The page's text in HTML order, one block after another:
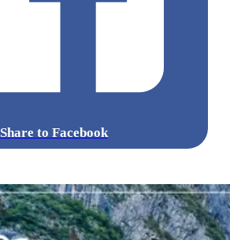
Share to Facebook